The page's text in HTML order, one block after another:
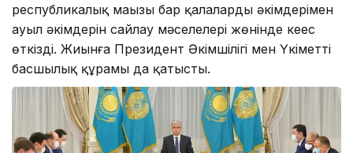
республикалық маңызы бар қалалардың әкімдерімен
ауыл әкімдерін сайлау мәселелері жөнінде кеңес
өткізді. Жиынға Президент Әкімшілігі мен Үкіметтің
басшылық құрамы да қатысты.